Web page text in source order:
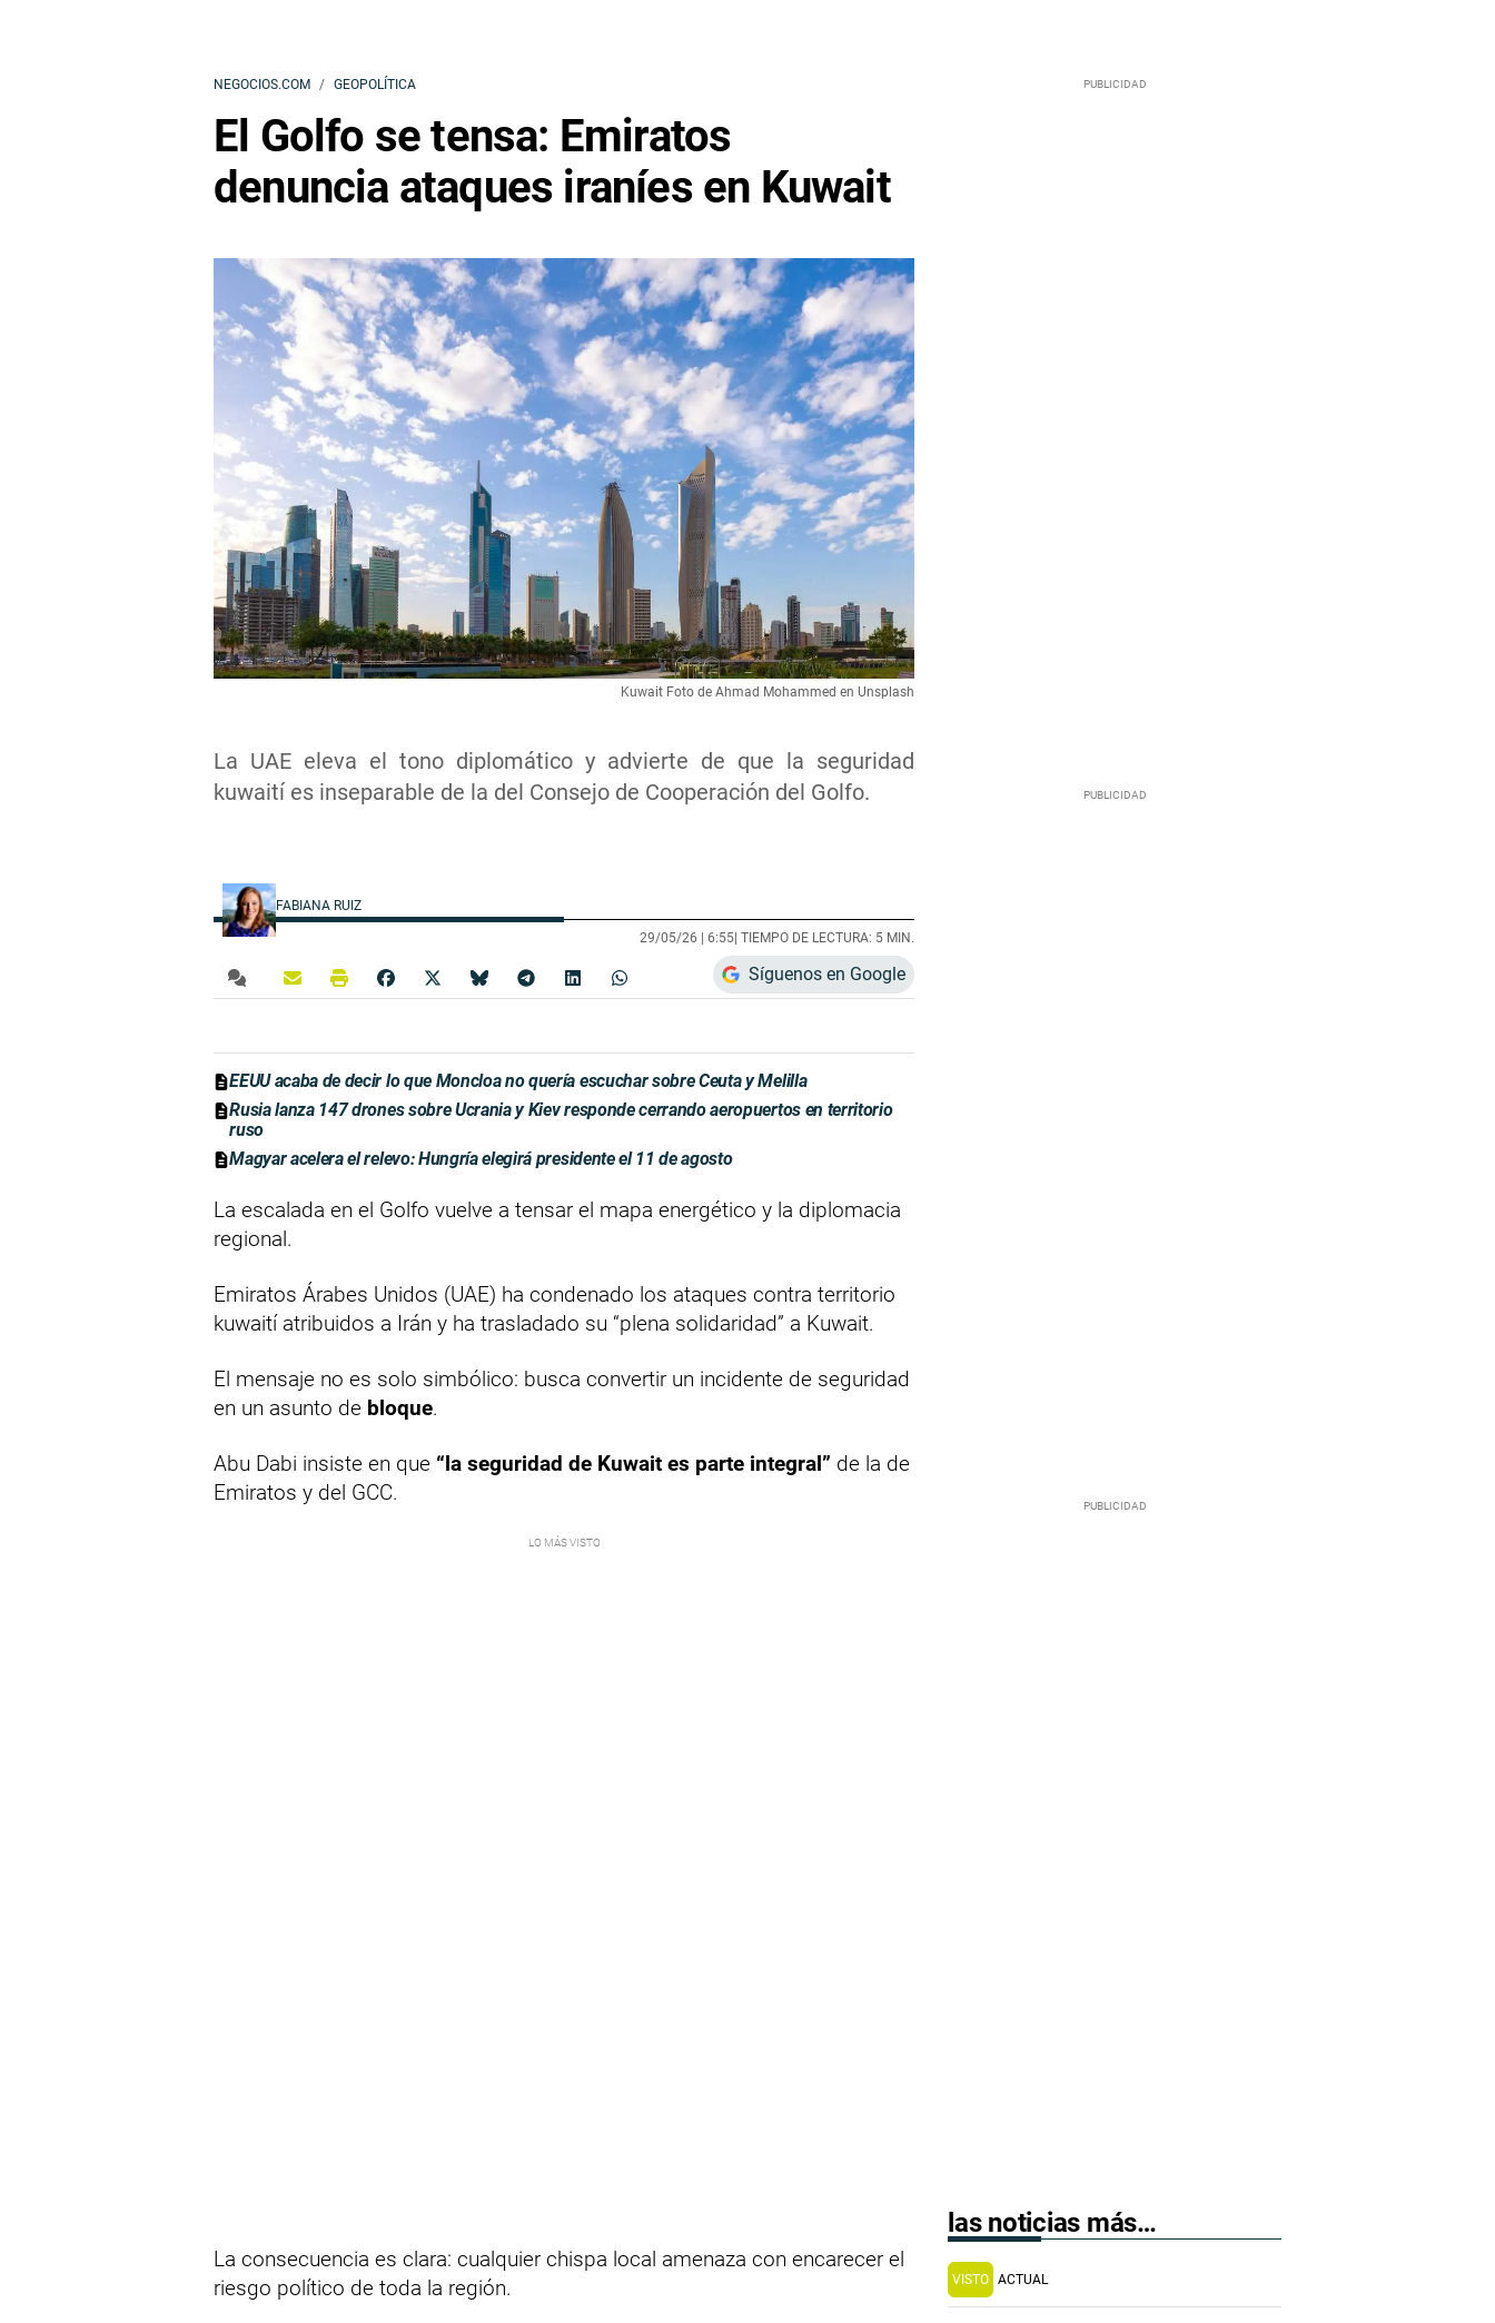
NEGOCIOS.COM GEOPOLÍTICA
El Golfo se tensa: Emiratos
denuncia ataques iraníes en Kuwait
La UAE eleva el tono diplomático y advierte de que la seguridad
kuwaití es inseparable de la del Consejo de Cooperación del Golfo.
Kuwait Foto de Ahmad Mohammed en Unsplash
FABIANA RUIZ
29/05/26 | 6:55 | TIEMPO DE LECTURA: 5 MIN.
Síguenos en Google
EEUU acaba de decir lo que Moncloa no quería escuchar sobre Ceuta y Melilla
Rusia lanza 147 drones sobre Ucrania y Kiev responde cerrando aeropuertos en territorio
ruso
Magyar acelera el relevo: Hungría elegirá presidente el 11 de agosto
La escalada en el Golfo vuelve a tensar el mapa energético y la diplomacia
regional.
Emiratos Árabes Unidos (UAE) ha condenado los ataques contra territorio
kuwaití atribuidos a Irán y ha trasladado su “plena solidaridad” a Kuwait.
El mensaje no es solo simbólico: busca convertir un incidente de seguridad
en un asunto de bloque.
Abu Dabi insiste en que “la seguridad de Kuwait es parte integral” de la de
Emiratos y del GCC.
La consecuencia es clara: cualquier chispa local amenaza con encarecer el
riesgo político de toda la región.
las noticias más…
VISTO ACTUAL